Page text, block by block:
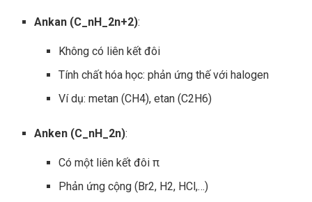
Ankan (C_nH_2n+2):
Không có liên kết đôi
Tính chất hóa học: phản ứng thế với halogen
Ví dụ: metan (CH4), etan (C2H6)
Anken (C_nH_2n):
Có một liên kết đôi π
Phản ứng cộng (Br2, H2, HCl,…)